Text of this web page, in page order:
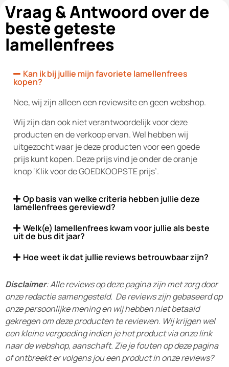
Vraag & Antwoord over de
beste geteste
lamellenfrees
Kan ik bij jullie mijn favoriete lamellenfrees
kopen?
Nee, wij zijn alleen een reviewsite en geen webshop.
Wij zijn dan ook niet verantwoordelijk voor deze
producten en de verkoop ervan. Wel hebben wij
uitgezocht waar je deze producten voor een goede
prijs kunt kopen. Deze prijs vind je onder de oranje
knop ‘Klik voor de GOEDKOOPSTE prijs’.
Op basis van welke criteria hebben jullie deze
lamellenfrees gereviewd?
Welk(e) lamellenfrees kwam voor jullie als beste
uit de bus dit jaar?
Hoe weet ik dat jullie reviews betrouwbaar zijn?
Disclaimer: Alle reviews op deze pagina zijn met zorg door
onze redactie samengesteld. De reviews zijn gebaseerd op
onze persoonlijke mening en wij hebben niet betaald
gekregen om deze producten te reviewen. Wij krijgen wel
een kleine vergoeding indien je het product via onze link
naar de webshop, aanschaft. Zie je fouten op deze pagina
of ontbreekt er volgens jou een product in onze reviews?